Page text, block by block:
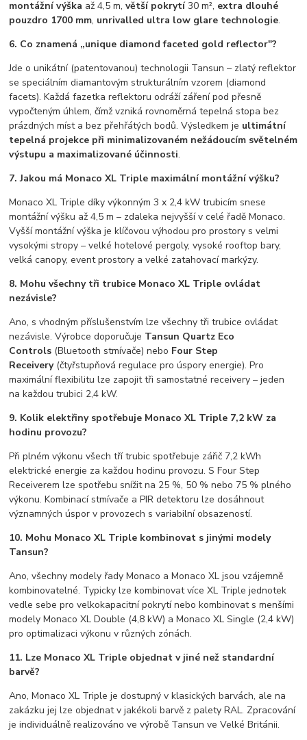
montážní výška až 4,5 m,větší pokrytí30 m², extra dlouhé
pouzdro 1700 mm, unrivalled ultra low glare technologie.
6. Co znamená „unique diamond faceted gold reflector"?
Jde o unikátní (patentovanou) technologii Tansun – zlatý reflektor
se speciálním diamantovým strukturálním vzorem (diamond
facets). Každá fazetka reflektoru odráží záření pod přesně
vypočteným úhlem, čímž vzniká rovnoměrná tepelná stopa bez
prázdných míst a bez přehřátých bodů. Výsledkem je ultimátní
tepelná projekce při minimalizovaném nežádoucím světelném
výstupu a maximalizované účinnosti.
7. Jakou má Monaco XL Triple maximální montážní výšku?
Monaco XL Triple díky výkonným 3 x 2,4 kW trubicím snese
montážní výšku až 4,5 m – zdaleka nejvyšší v celé řadě Monaco.
Vyšší montážní výška je klíčovou výhodou pro prostory s velmi
vysokými stropy – velké hotelové pergoly, vysoké rooftop bary,
velká canopy, event prostory a velké zatahovací markýzy.
8. Mohu všechny tři trubice Monaco XL Triple ovládat
nezávisle?
Ano, s vhodným příslušenstvím lze všechny tři trubice ovládat
nezávisle. Výrobce doporučuje Tansun Quartz Eco
Controls (Bluetooth stmívače) nebo Four Step
Receivery(čtyřstupňová regulace pro úspory energie). Pro
maximální flexibilitu lze zapojit tři samostatné receivery – jeden
na každou trubici 2,4 kW.
9. Kolik elektřiny spotřebuje Monaco XL Triple 7,2 kW za
hodinu provozu?
Při plném výkonu všech tří trubic spotřebuje zářič 7,2 kWh
elektrické energie za každou hodinu provozu. S Four Step
Receiverem lze spotřebu snížit na 25 %, 50 % nebo 75 % plného
výkonu. Kombinací stmívače a PIR detektoru lze dosáhnout
významných úspor v provozech s variabilní obsazeností.
10. Mohu Monaco XL Triple kombinovat s jinými modely
Tansun?
Ano, všechny modely řady Monaco a Monaco XL jsou vzájemně
kombinovatelné. Typicky lze kombinovat více XL Triple jednotek
vedle sebe pro velkokapacitní pokrytí nebo kombinovat s menšími
modely Monaco XL Double (4,8 kW) a Monaco XL Single (2,4 kW)
pro optimalizaci výkonu v různých zónách.
11. Lze Monaco XL Triple objednat v jiné než standardní
barvě?
Ano, Monaco XL Triple je dostupný v klasických barvách, ale na
zakázku jej lze objednat v jakékoli barvě z palety RAL. Zpracování
je individuálně realizováno ve výrobě Tansun ve Velké Británii.